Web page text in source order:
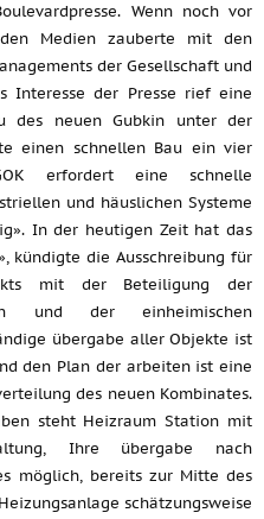
Wenn noch vor
Medien zauberte mit den
der Gesellschaft und
Interesse der Presse rief eine
des neuen Gubkin unter der
einen schnellen Bau ein vier
erfordert eine schnelle
und häuslichen Systeme
In der heutigen Zeit hat das
kündigte die Ausschreibung für
mit der Beteiligung der
und der einheimischen
übergabe aller Objekte ist
den Plan der arbeiten ist eine
des neuen Kombinates.
steht Heizraum Station mit
Ihre übergabe nach
möglich, bereits zur Mitte des
schätzungsweise